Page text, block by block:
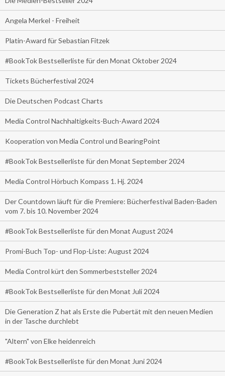
Angela Merkel - Freiheit
Platin-Award für Sebastian Fitzek
#BookTok Bestsellerliste für den Monat Oktober 2024
Tickets Bücherfestival 2024
Die Deutschen Podcast Charts
Media Control Nachhaltigkeits-Buch-Award 2024
Kooperation von Media Control und BearingPoint
#BookTok Bestsellerliste für den Monat September 2024
Media Control Hörbuch Kompass 1. Hj. 2024
Der Countdown läuft für die Premiere: Bücherfestival Baden-Baden
vom 7. bis 10. November 2024
#BookTok Bestsellerliste für den Monat August 2024
Promi-Buch Top- und Flop-Liste: August 2024
Media Control kürt den Sommerbeststeller 2024
#BookTok Bestsellerliste für den Monat Juli 2024
Die Generation Z hat als Erste die Pubertät mit den neuen Medien
in der Tasche durchlebt
"Altern" von Elke heidenreich
#BookTok Bestsellerliste für den Monat Juni 2024